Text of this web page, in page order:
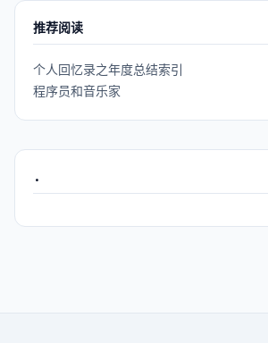
推荐阅读
个人回忆录之年度总结索引
程序员和音乐家
.